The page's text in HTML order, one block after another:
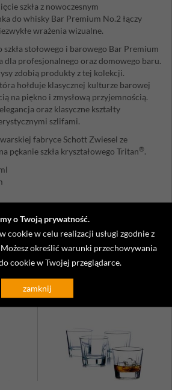
o Twoją prywatność.
cookie w celu realizacji usługi zgodnie z
Możesz określić warunki przechowywania
cookie w Twojej przeglądarce.
zamknij
szkła z nowoczesnym
do whisky Bar Premium No.2 łączy
wrażenia wizualne.
stołowego i barowego Bar Premium
dla profesjonalnego oraz domowego baru.
zdobią produkty z tej kolekcji.
hołduje klasycznej kulturze barowej
na piękno i zmysłową przyjemnością.
oraz klasyczne kształty
szlifami.
fabryce Schott Zwiesel ze
pękanie szkła kryształowego Tritan®.
sztuki - cena za komplet
Tritan ®wolne od związków baru
TAKŻE